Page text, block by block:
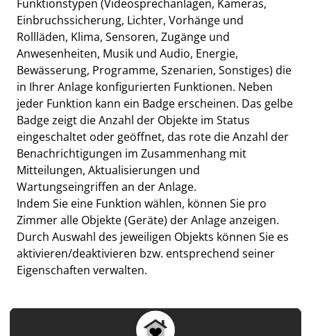
Funktionstypen (Videosprechanlagen, Kameras,
Einbruchssicherung, Lichter, Vorhänge und
Rollläden, Klima, Sensoren, Zugänge und
Anwesenheiten, Musik und Audio, Energie,
Bewässerung, Programme, Szenarien, Sonstiges) die
in Ihrer Anlage konfigurierten Funktionen. Neben
jeder Funktion kann ein Badge erscheinen. Das gelbe
Badge zeigt die Anzahl der Objekte im Status
eingeschaltet oder geöffnet, das rote die Anzahl der
Benachrichtigungen im Zusammenhang mit
Mitteilungen, Aktualisierungen und
Wartungseingriffen an der Anlage.
Indem Sie eine Funktion wählen, können Sie pro
Zimmer alle Objekte (Geräte) der Anlage anzeigen.
Durch Auswahl des jeweiligen Objekts können Sie es
aktivieren/deaktivieren bzw. entsprechend seiner
Eigenschaften verwalten.